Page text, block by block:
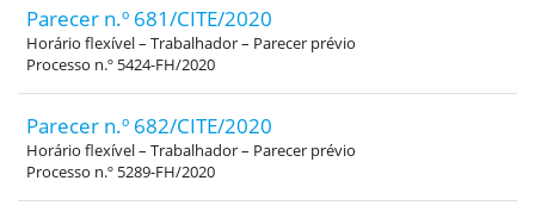
Parecer n.º 681/CITE/2020
Horário flexível – Trabalhador – Parecer prévio
Processo n.º 5424-FH/2020
Parecer n.º 682/CITE/2020
Horário flexível – Trabalhador – Parecer prévio
Processo n.º 5289-FH/2020